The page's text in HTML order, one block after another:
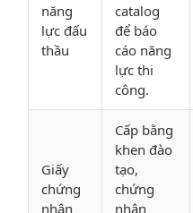
năng
lực đấu
thầu
catalog
để báo
cáo năng
lực thi
công.
Giấy
chứng
nhận
Cấp bằng
khen đào
tạo,
chứng
nhận